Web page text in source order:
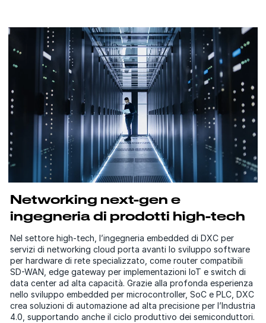
Networking next-gen e
ingegneria di prodotti high-tech
Nel settore high-tech, l’ingegneria embedded di DXC per
servizi di networking cloud porta avanti lo sviluppo software
per hardware di rete specializzato, come router compatibili
SD-WAN, edge gateway per implementazioni IoT e switch di
data center ad alta capacità. Grazie alla profonda esperienza
nello sviluppo embedded per microcontroller, SoC e PLC, DXC
crea soluzioni di automazione ad alta precisione per l’Industria
4.0, supportando anche il ciclo produttivo dei semiconduttori.